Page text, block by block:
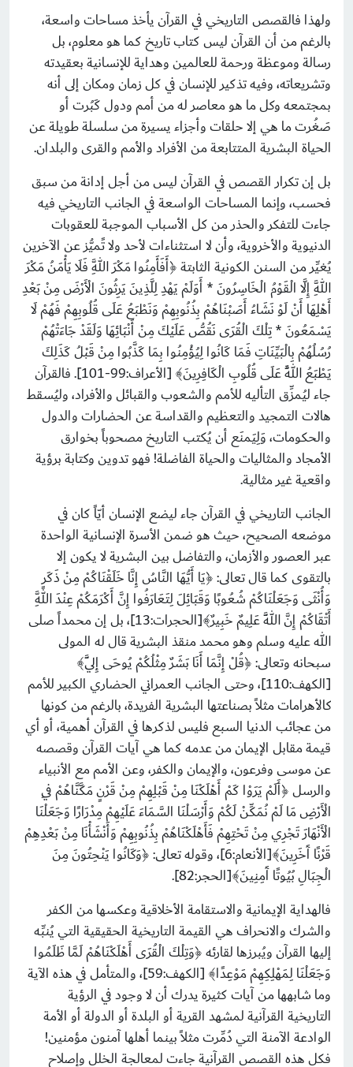
ولهذا فالقصص التاريخي في القرآن يأخذ مساحات واسعة،
بالرغم من أن القرآن ليس كتاب تاريخ كما هو معلوم، بل
رسالة وموعظة ورحمة للعالمين وهداية للإنسانية بعقيدته
وتشريعاته، وفيه تذكير للإنسان في كل زمان ومكان إلى أنه
بمجتمعه وكل ما هو معاصر له من أمم ودول كَبُرت أو
صَغُرت ما هي إلا حلقات وأجزاء يسيرة من سلسلة طويلة عن
الحياة البشرية المتتابعة من الأفراد والأمم والقرى والبلدان.
بل إن تكرار القصص في القرآن ليس من أجل إدانة من سبق
فحسب، وإنما المساحات الواسعة في الجانب التاريخي فيه
جاءت للتفكر والحذر من كل الأسباب الموجبة للعقوبات
الدنيوية والأخروية، وأن لا استثناءات لأحد ولا تًميُّز عن الآخرين
يُغيِّر من السنن الكونية الثابتة ﴿أَفَأَمِنُوا مَكْرَ اللَّهِ فَلَا يَأْمَنُ مَكْرَ
اللَّهِ إِلَّا الْقَوْمُ الْخَاسِرُونَ * أَوَلَمْ يَهْدِ لِلَّذِينَ يَرِثُونَ الْأَرْضَ مِنْ بَعْدِ
أَهْلِهَا أَنْ لَوْ نَشَاءُ أَصَبْنَاهُمْ بِذُنُوبِهِمْ وَنَطْبَعُ عَلَى قُلُوبِهِمْ فَهُمْ لَا
يَسْمَعُونَ * تِلْكَ الْقُرَى نَقُصُّ عَلَيْكَ مِنْ أَنْبَائِهَا وَلَقَدْ جَاءَتْهُمْ
رُسُلُهُمْ بِالْبَيِّنَاتِ فَمَا كَانُوا لِيُؤْمِنُوا بِمَا كَذَّبُوا مِنْ قَبْلُ كَذَلِكَ
يَطْبَعُ اللَّهُ عَلَى قُلُوبِ الْكَافِرِينَ﴾ [الأعراف:99-101]. فالقرآن
جاء ليُمزِّق التأليه للأمم والشعوب والقبائل والأفراد، وليُسقط
هالات التمجيد والتعظيم والقداسة عن الحضارات والدول
والحكومات، وَلِيَمنَع أن يُكتب التاريخ مصحوباً بخوارق
الأمجاد والمثاليات والحياة الفاضلة! فهو تدوين وكتابة برؤية
واقعية غير مثالية.
الجانب التاريخي في القرآن جاء ليضع الإنسان أيّاً كان في
موضعه الصحيح، حيث هو ضمن الأسرة الإنسانية الواحدة
عبر العصور والأزمان، والتفاضل بين البشرية لا يكون إلا
بالتقوى كما قال تعالى: ﴿يَا أَيُّهَا النَّاسُ إِنَّا خَلَقْنَاكُمْ مِنْ ذَكَرٍ
وَأُنْثَى وَجَعَلْنَاكُمْ شُعُوبًا وَقَبَائِلَ لِتَعَارَفُوا إِنَّ أَكْرَمَكُمْ عِنْدَ اللَّهِ
أَتْقَاكُمْ إِنَّ اللَّهَ عَلِيمٌ خَبِيرٌ﴾[الحجرات:13]، بل إن محمداً صلى
الله عليه وسلم وهو محمد منقذ البشرية قال له المولى
سبحانه وتعالى: ﴿قُلْ إِنَّمَا أَنَا بَشَرٌ مِثْلُكُمْ يُوحَى إِلَيَّ﴾
[الكهف:110]، وحتى الجانب العمراني الحضاري الكبير للأمم
كالأهرامات مثلاً بصناعتها البشرية الفريدة، بالرغم من كونها
من عجائب الدنيا السبع فليس لذكرها في القرآن أهمية، أو أي
قيمة مقابل الإيمان من عدمه كما هي آيات القرآن وقصصه
عن موسى وفرعون، والإيمان والكفر، وعن الأمم مع الأنبياء
والرسل ﴿أَلَمْ يَرَوْا كَمْ أَهْلَكْنَا مِنْ قَبْلِهِمْ مِنْ قَرْنٍ مَكَّنَّاهُمْ فِي
الْأَرْضِ مَا لَمْ نُمَكِّنْ لَكُمْ وَأَرْسَلْنَا السَّمَاءَ عَلَيْهِمْ مِدْرَارًا وَجَعَلْنَا
الْأَنْهَارَ تَجْرِي مِنْ تَحْتِهِمْ فَأَهْلَكْنَاهُمْ بِذُنُوبِهِمْ وَأَنْشَأْنَا مِنْ بَعْدِهِمْ
قَرْنًا آَخَرِينَ﴾[الأنعام:6]، وقوله تعالى: ﴿وَكَانُوا يَنْحِتُونَ مِنَ
الْجِبَالِ بُيُوتًا آَمِنِينَ﴾[الحجر:82].
فالهداية الإيمانية والاستقامة الأخلاقية وعكسها من الكفر
والشرك والانحراف هي القيمة التاريخية الحقيقية التي يُنبِّه
إليها القرآن ويُبرزها لقارئه ﴿وَتِلْكَ الْقُرَى أَهْلَكْنَاهُمْ لَمَّا ظَلَمُوا
وَجَعَلْنَا لِمَهْلِكِهِمْ مَوْعِدًا﴾ [الكهف:59]، والمتأمل في هذه الآية
وما شابهها من آيات كثيرة يدرك أن لا وجود في الرؤية
التاريخية القرآنية لمشهد القرية أو البلدة أو الدولة أو الأمة
الوادعة الآمنة التي دُمِّرت مثلاً بينما أهلها آمنون مؤمنين!
فكل هذه القصص القرآنية جاءت لمعالجة الخلل وإصلاح